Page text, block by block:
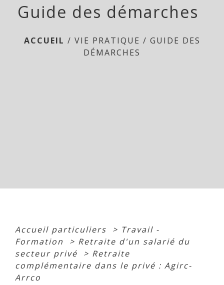
Guide des démarches
ACCUEIL / VIE PRATIQUE / GUIDE DES
DÉMARCHES
Accueil particuliers > Travail -
Formation
> Retraite d'un salarié du
secteur privé
> Retraite
complémentaire dans le privé : Agirc-
Arrco